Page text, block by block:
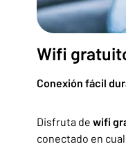
Wifi
Conexión fácil
Disfruta de wifi
conectado en